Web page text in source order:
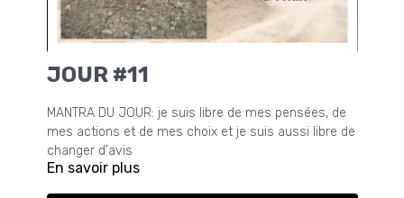
JOUR #11
MANTRA DU JOUR: je suis libre de mes pensées, de
mes actions et de mes choix et je suis aussi libre de
changer d'avis
En savoir plus